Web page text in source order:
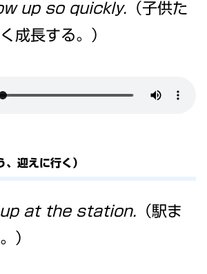
up so quickly. （子供た
成長する。）
迎えに行く）
up at the station. （駅ま
）